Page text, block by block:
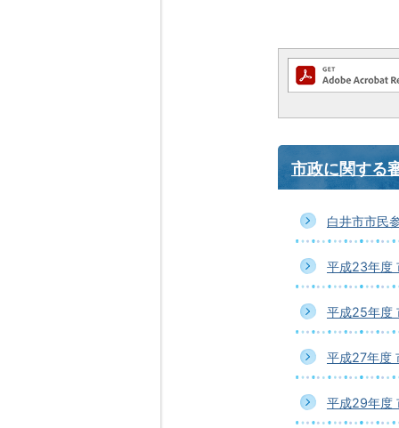
市政に関する
白井市市民
平成23年度
平成25年度
平成27年度
平成29年度